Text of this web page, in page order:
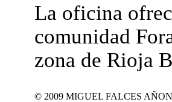
La oficina
comunidad
zona de Rioja
© 2009 MIGUEL FALCES AÑON